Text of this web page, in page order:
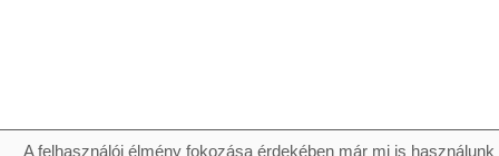
A felhasználói élmény fokozása érdekében már mi is